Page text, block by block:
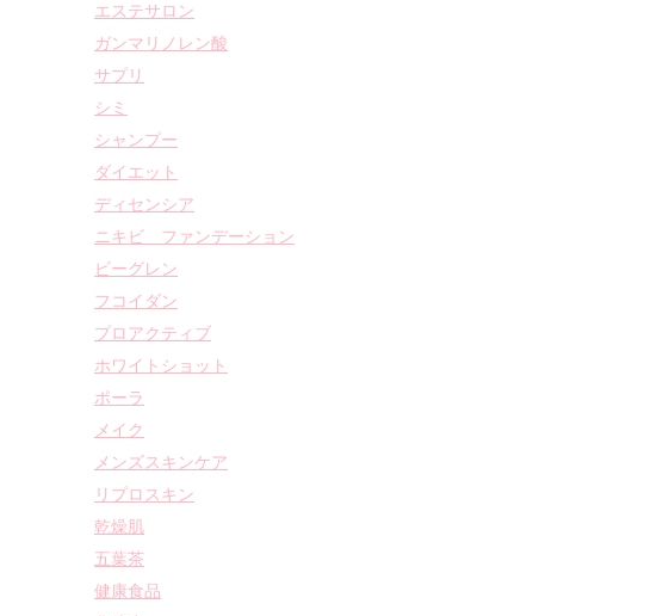
エステサロン
ガンマリノレン酸
サプリ
シミ
シャンプー
ダイエット
ディセンシア
ニキビ ファンデーション
ビーグレン
フコイダン
プロアクティブ
ホワイトショット
ポーラ
メイク
メンズスキンケア
リプロスキン
乾燥肌
五葉茶
健康食品